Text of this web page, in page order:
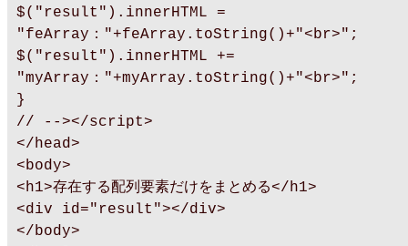
$("result").innerHTML =
"feArray："+feArray.toString()+"<br>";
$("result").innerHTML +=
"myArray："+myArray.toString()+"<br>";
}
// --></script>
</head>
<body>
<h1>存在する配列要素だけをまとめる</h1>
<div id="result"></div>
</body>